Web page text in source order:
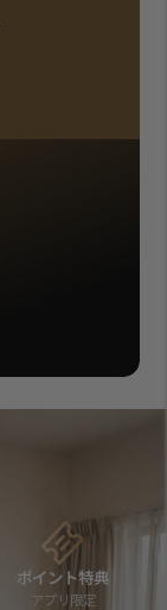
ポイント特典
アプリ限定